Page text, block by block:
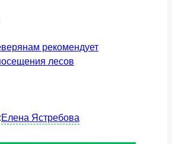
рекомендует
лесов
Елена Ястребова